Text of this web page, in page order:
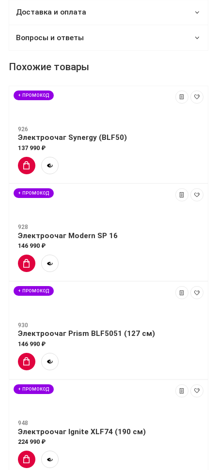
Доставка и оплата
Вопросы и ответы
Похожие товары
+ ПРОМОКОД
926
Электроочаг Synergy (BLF50)
137 990 ₽
+ ПРОМОКОД
928
Электроочаг Modern SP 16
146 990 ₽
+ ПРОМОКОД
930
Электроочаг Prism BLF5051 (127 см)
146 990 ₽
+ ПРОМОКОД
948
Электроочаг Ignite XLF74 (190 см)
224 990 ₽